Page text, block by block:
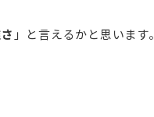
」と言えるかと思います。